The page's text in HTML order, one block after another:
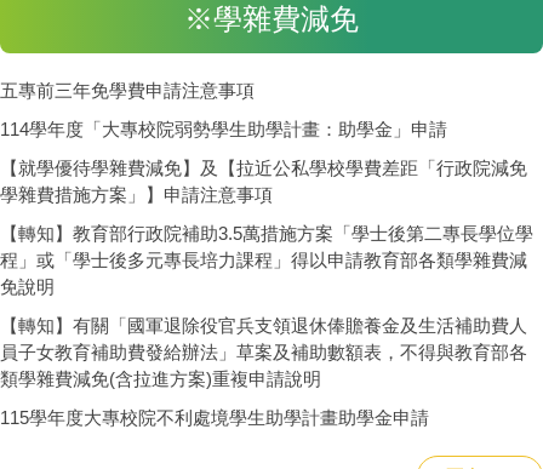
※學雜費減免
五專前三年免學費申請注意事項
114學年度「大專校院弱勢學生助學計畫：助學金」申請
【就學優待學雜費減免】及【拉近公私學校學費差距「行政院減免
學雜費措施方案」】申請注意事項
【轉知】教育部行政院補助3.5萬措施方案「學士後第二專長學位學
程」或「學士後多元專長培力課程」得以申請教育部各類學雜費減
免說明
【轉知】有關「國軍退除役官兵支領退休俸贍養金及生活補助費人
員子女教育補助費發給辦法」草案及補助數額表，不得與教育部各
類學雜費減免(含拉進方案)重複申請說明
115學年度大專校院不利處境學生助學計畫助學金申請